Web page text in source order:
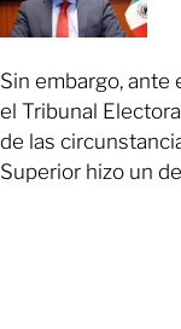
Sin embargo, ante
el Tribunal
de las
Superior hizo un